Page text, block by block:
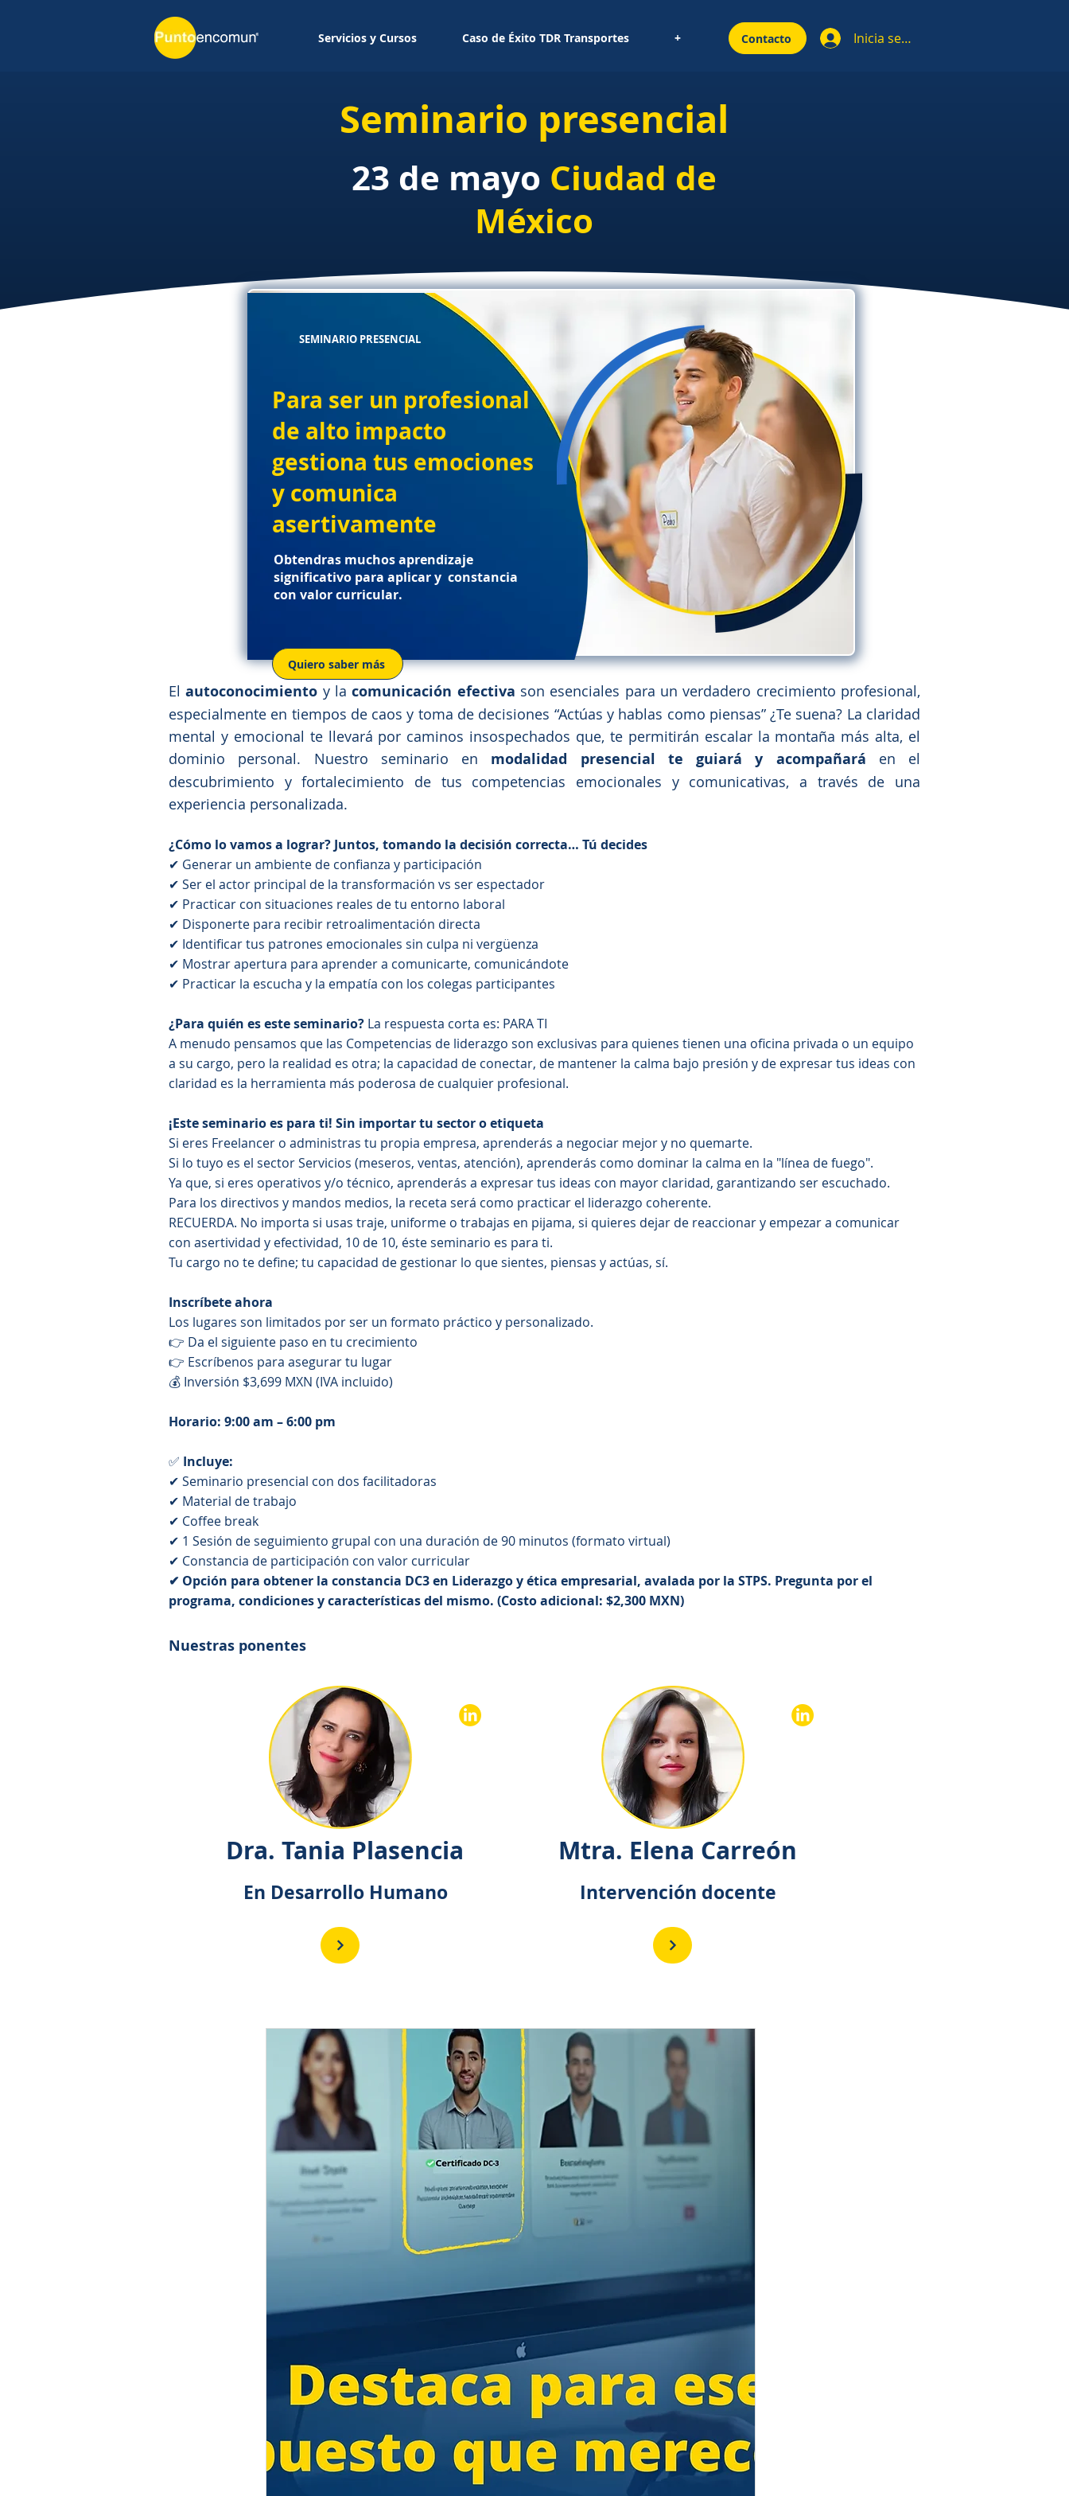
Servicios y Cursos Caso de Éxito TDR Transportes + Contacto Inicia sesión
Seminario presencial
23 de mayo Ciudad de
México
SEMINARIO PRESENCIAL
Para ser un profesional
de alto impacto
gestiona tus emociones
y comunica
asertivamente
Obtendras muchos aprendizaje
significativo para aplicar y constancia
con valor curricular.
Quiero saber más
Elautoconocimiento y lacomunicación efectiva son esenciales para un verdadero crecimiento profesional,
especialmente en tiempos de caos y toma de decisiones “Actúas y hablas como piensas” ¿Te suena? La claridad
mental y emocional te llevará por caminos insospechados que, te permitirán escalar la montaña más alta, el
dominio personal. Nuestro seminario en modalidad presencial te guiará y acompañará en el
descubrimiento y fortalecimiento de tus competencias emocionales y comunicativas, a través de una
experiencia personalizada.
¿Cómo lo vamos a lograr? Juntos, tomando la decisión correcta… Tú decides
✔ Generar un ambiente de confianza y participación
✔ Ser el actor principal de la transformación vs ser espectador
✔ Practicar con situaciones reales de tu entorno laboral
✔ Disponerte para recibir retroalimentación directa
✔ Identificar tus patrones emocionales sin culpa ni vergüenza
✔ Mostrar apertura para aprender a comunicarte, comunicándote
✔ Practicar la escucha y la empatía con los colegas participantes
¿Para quién es este seminario? La respuesta corta es: PARA TI
A menudo pensamos que las Competencias de liderazgo son exclusivas para quienes tienen una oficina privada o un equipo
a su cargo, pero la realidad es otra; la capacidad de conectar, de mantener la calma bajo presión y de expresar tus ideas con
claridad es la herramienta más poderosa de cualquier profesional.
¡Este seminario es para ti! Sin importar tu sector o etiqueta
Si eres Freelancer o administras tu propia empresa, aprenderás a negociar mejor y no quemarte.
Si lo tuyo es el sector Servicios (meseros, ventas, atención), aprenderás como dominar la calma en la "línea de fuego".
Ya que, si eres operativos y/o técnico, aprenderás a expresar tus ideas con mayor claridad, garantizando ser escuchado.
Para los directivos y mandos medios, la receta será como practicar el liderazgo coherente.
RECUERDA. No importa si usas traje, uniforme o trabajas en pijama, si quieres dejar de reaccionar y empezar a comunicar
con asertividad y efectividad, 10 de 10, éste seminario es para ti.
Tu cargo no te define; tu capacidad de gestionar lo que sientes, piensas y actúas, sí.
Inscríbete ahora
Los lugares son limitados por ser un formato práctico y personalizado.
👉 Da el siguiente paso en tu crecimiento
👉 Escríbenos para asegurar tu lugar
💰 Inversión $3,699 MXN (IVA incluido)
Horario: 9:00 am – 6:00 pm
✅ Incluye:
✔ Seminario presencial con dos facilitadoras
✔ Material de trabajo
✔ Coffee break
✔ 1 Sesión de seguimiento grupal con una duración de 90 minutos (formato virtual)
✔ Constancia de participación con valor curricular
✔ Opción para obtener la constancia DC3 en Liderazgo y ética empresarial, avalada por la STPS. Pregunta por el
programa, condiciones y características del mismo. (Costo adicional: $2,300 MXN)
Nuestras ponentes​
Dra. Tania Plasencia
En Desarrollo Humano
Mtra. Elena Carreón
Intervención docente